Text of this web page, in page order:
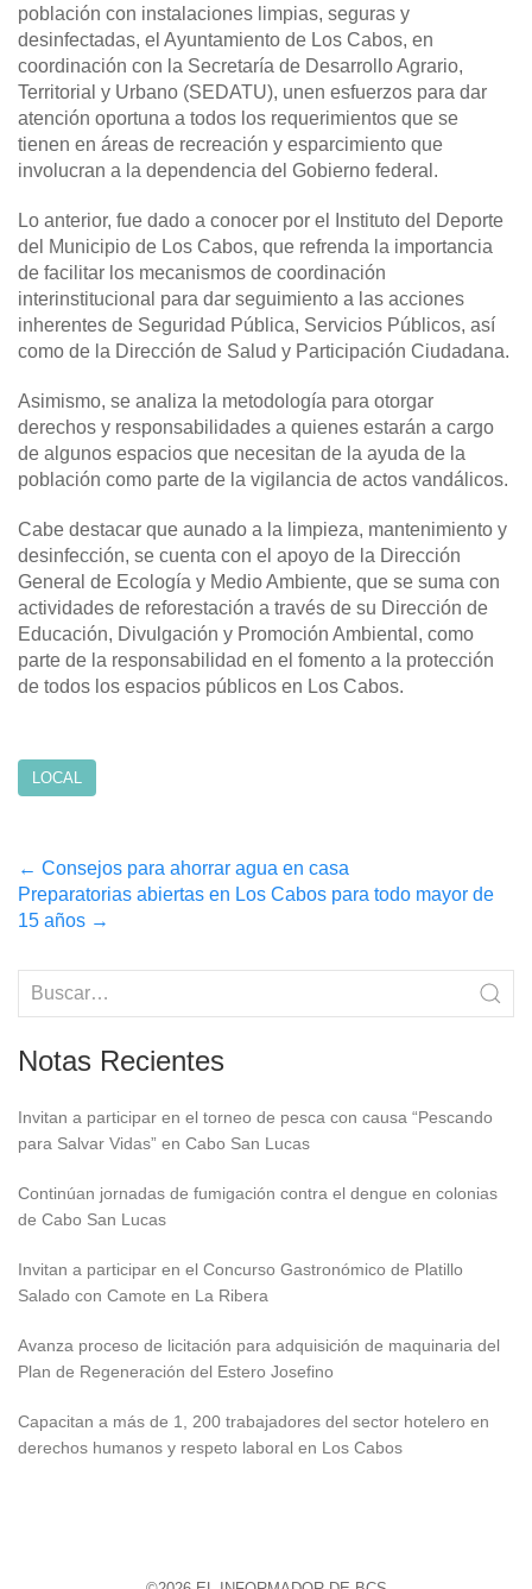
población con instalaciones limpias, seguras y
desinfectadas, el Ayuntamiento de Los Cabos, en
coordinación con la Secretaría de Desarrollo Agrario,
Territorial y Urbano (SEDATU), unen esfuerzos para dar
atención oportuna a todos los requerimientos que se
tienen en áreas de recreación y esparcimiento que
involucran a la dependencia del Gobierno federal.
Lo anterior, fue dado a conocer por el Instituto del Deporte
del Municipio de Los Cabos, que refrenda la importancia
de facilitar los mecanismos de coordinación
interinstitucional para dar seguimiento a las acciones
inherentes de Seguridad Pública, Servicios Públicos, así
como de la Dirección de Salud y Participación Ciudadana.
Asimismo, se analiza la metodología para otorgar
derechos y responsabilidades a quienes estarán a cargo
de algunos espacios que necesitan de la ayuda de la
población como parte de la vigilancia de actos vandálicos.
Cabe destacar que aunado a la limpieza, mantenimiento y
desinfección, se cuenta con el apoyo de la Dirección
General de Ecología y Medio Ambiente, que se suma con
actividades de reforestación a través de su Dirección de
Educación, Divulgación y Promoción Ambiental, como
parte de la responsabilidad en el fomento a la protección
de todos los espacios públicos en Los Cabos.
LOCAL
Post
navigation
← Consejos para ahorrar agua en casa
Preparatorias abiertas en Los Cabos para todo mayor de
15 años →
Notas Recientes
Invitan a participar en el torneo de pesca con causa “Pescando
para Salvar Vidas” en Cabo San Lucas
Continúan jornadas de fumigación contra el dengue en colonias
de Cabo San Lucas
Invitan a participar en el Concurso Gastronómico de Platillo
Salado con Camote en La Ribera
Avanza proceso de licitación para adquisición de maquinaria del
Plan de Regeneración del Estero Josefino
Capacitan a más de 1, 200 trabajadores del sector hotelero en
derechos humanos y respeto laboral en Los Cabos